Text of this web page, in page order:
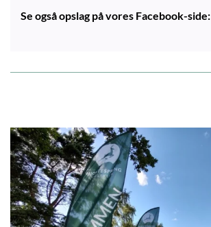
Se også opslag på vores Facebook-side: